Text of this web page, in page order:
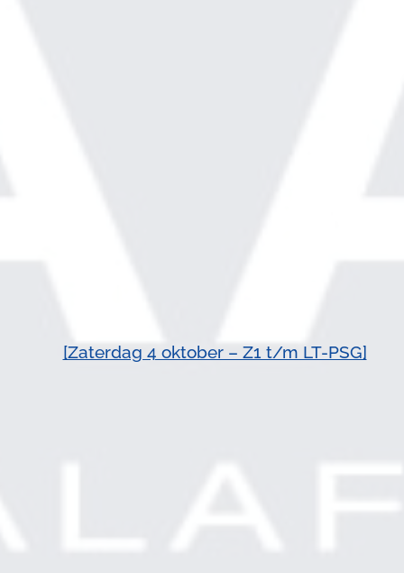
[Zaterdag 4 oktober – Z1 t/m LT-PSG]